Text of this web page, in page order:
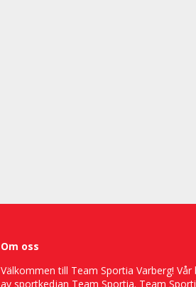
Om oss
Välkommen till Team Sportia Varberg! Vår
av sportkedjan Team Sportia. Team